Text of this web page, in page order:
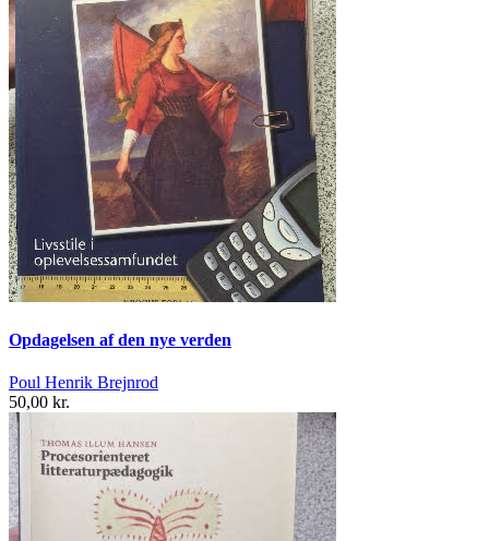
Opdagelsen af den nye verden
Poul Henrik Brejnrod
50,00 kr.